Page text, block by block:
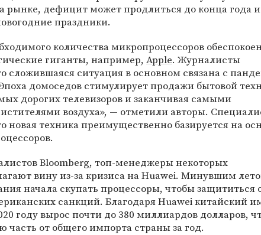
рынке, дефицит может продлиться до конца года и
праздники.
количества микропроцессоров
гиганты, например, Apple. Журналисты
сложившаяся ситуация в основном связана с
домоседов стимулирует продажи бытовой
дорогих телевизоров и заканчивая самыми
воздуха», — отметили авторы.
новая техника преимущественно базируется на
Bloomberg, топ-менеджеры некоторых
вину из-за кризиса на Huawei. Минувшим
начала скупать процессоры, чтобы защититься
санкций. Благодаря Huawei китайский
году вырос почти до 380 миллиардов долларов,
часть от общего импорта страны за год.